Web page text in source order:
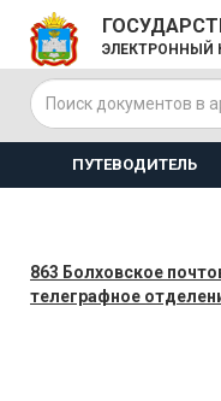
ЭЛЕКТРОННЫЙ
ПУТЕВОДИТЕЛЬ
863 Болховское
телеграфное